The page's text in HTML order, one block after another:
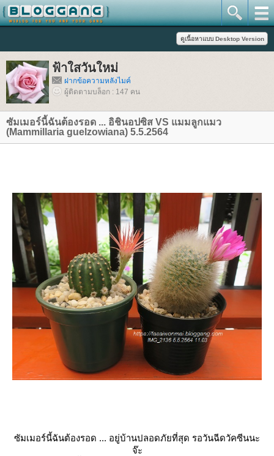
ฟ้าใสวันใหม่
ฝากข้อความหลังไมค์
ผู้ติดตามบล็อก : 147 คน
ซัมเมอร์นี้ฉันต้องรอด ... อิชินอปซิส VS แมมลูกแมว
(Mammillaria guelzowiana) 5.5.2564
ซัมเมอร์นี้ฉันต้องรอด ... อยู่บ้านปลอดภัยที่สุด รอวันฉีดวัคซีนนะ
จ๊ะ